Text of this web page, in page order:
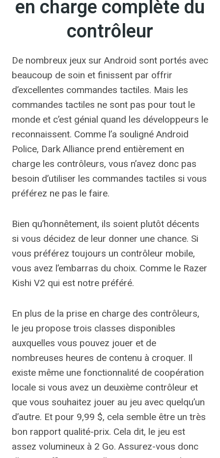
en charge complète du
contrôleur
De nombreux jeux sur Android sont portés avec
beaucoup de soin et finissent par offrir
d’excellentes commandes tactiles. Mais les
commandes tactiles ne sont pas pour tout le
monde et c’est génial quand les développeurs le
reconnaissent. Comme l’a souligné Android
Police, Dark Alliance prend entièrement en
charge les contrôleurs, vous n’avez donc pas
besoin d’utiliser les commandes tactiles si vous
préférez ne pas le faire.
Bien qu’honnêtement, ils soient plutôt décents
si vous décidez de leur donner une chance. Si
vous préférez toujours un contrôleur mobile,
vous avez l’embarras du choix. Comme le Razer
Kishi V2 qui est notre préféré.
En plus de la prise en charge des contrôleurs,
le jeu propose trois classes disponibles
auxquelles vous pouvez jouer et de
nombreuses heures de contenu à croquer. Il
existe même une fonctionnalité de coopération
locale si vous avez un deuxième contrôleur et
que vous souhaitez jouer au jeu avec quelqu’un
d’autre. Et pour 9,99 $, cela semble être un très
bon rapport qualité-prix. Cela dit, le jeu est
assez volumineux à 2 Go. Assurez-vous donc